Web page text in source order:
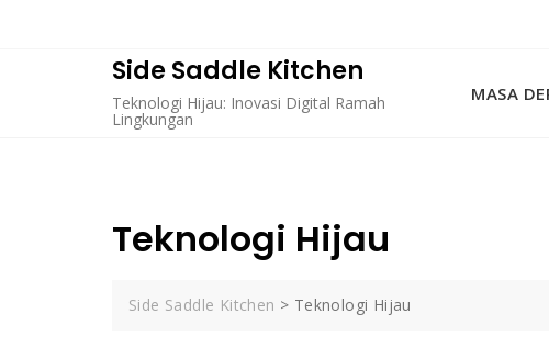
Side Saddle Kitchen
Teknologi Hijau: Inovasi Digital Ramah
Lingkungan
MASA
Teknologi Hijau
Side Saddle Kitchen > Teknologi Hijau